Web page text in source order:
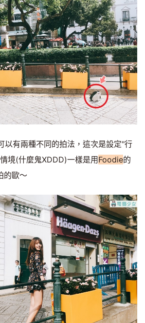
有兩種不同的拍法，這次是設定"行
境(什麼鬼XDDD)一樣是用Foodie的
的歐～